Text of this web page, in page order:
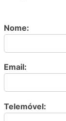
Nome:
Email:
Telemóvel: